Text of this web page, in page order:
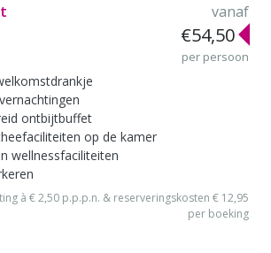
vanaf
€54,50
per persoon
ontbijtbuffet
op de kamer
wellnessfaciliteiten
à € 2,50 p.p.p.n. & reserveringskosten € 12,95
per boeking